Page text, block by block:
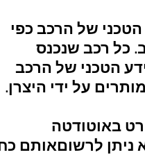
של הרכב כפי
כל רכב שנכנס
הטכני של הרכב
על ידי היצרן.
באוטודטה
ניתן לרשוםאותם